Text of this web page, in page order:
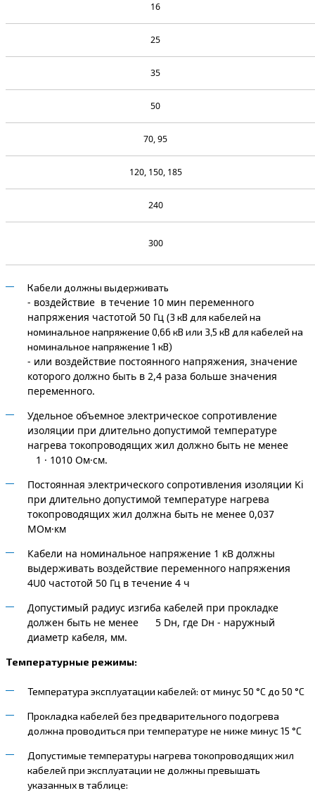
16
25
35
50
70, 95
120, 150, 185
240
300
Кабели должны выдерживать
- воздействие в течение 10 мин переменного
напряжения частотой 50 Гц (3 кВ для кабелей на
номинальное напряжение 0,66 кВ или 3,5 кВ для кабелей на
номинальное напряжение 1 кВ)
- или воздействие постоянного напряжения, значение
которого должно быть в 2,4 раза больше значения
переменного.
Удельное объемное электрическое сопротивление
изоляции при длительно допустимой температуре
нагрева токопроводящих жил должно быть не менее
1 · 1010 Ом·см.
Постоянная электрического сопротивления изоляции Ki
при длительно допустимой температуре нагрева
токопроводящих жил должна быть не менее 0,037
МОм·км
Кабели на номинальное напряжение 1 кВ должны
выдерживать воздействие переменного напряжения
4U0 частотой 50 Гц в течение 4 ч
Допустимый радиус изгиба кабелей при прокладке
должен быть не менее 5 Dн, где Dн - наружный
диаметр кабеля, мм.
Температурные режимы:
Температура эксплуатации кабелей: от минус 50 °С до 50 °С
Прокладка кабелей без предварительного подогрева
должна проводиться при температуре не ниже минус 15 °С
Допустимые температуры нагрева токопроводящих жил
кабелей при эксплуатации не должны превышать
указанных в таблице: